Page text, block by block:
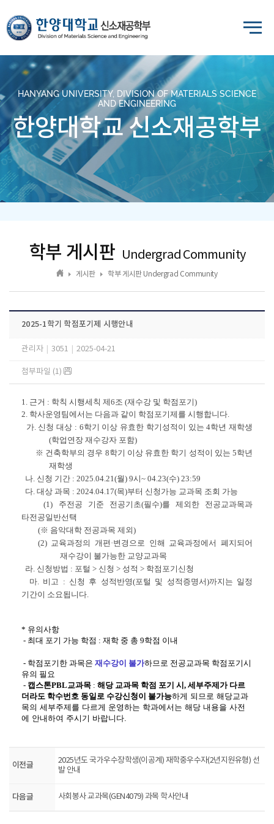
HANYANG UNIVERSITY, DIVISION OF MATERIALS SCIENCE
AND ENGINEERING
한양대학교 신소재공학부
학부 게시판 Undergrad Community
게시판 학부 게시판 Undergrad Community
2025-1학기 학점포기제 시행안내
관리자 3051 2025-04-21
첨부파일 (1)
1. 근거 : 학칙 시행세칙 제6조 (재수강 및 학점포기)
2. 학사운영팀에서는 다음과 같이 학점포기제를 시행합니다.
가. 신청 대상 : 6학기 이상 유효한 학기성적이 있는 4학년 재학생
(학업연장 재수강자 포함)
※ 건축학부의 경우 8학기 이상 유효한 학기 성적이 있는 5학년
재학생
나. 신청 기간 : 2025.04.21(월) 9시~ 04.23(수) 23:59
다. 대상 과목 : 2024.04.17(목)부터 신청가능 교과목 조회 가능
(1) 주전공 기준 전공기초(필수)를 제외한 전공교과목과
타전공일반선택
(※ 음악대학 전공과목 제외)
(2) 교육과정의 개편·변경으로 인해 교육과정에서 폐지되어
재수강이 불가능한 교양교과목
라. 신청방법 : 포털 > 신청 > 성적 > 학점포기신청
마. 비고 : 신청 후 성적반영(포털 및 성적증명서)까지는 일정
기간이 소요됩니다.
* 유의사항
- 최대 포기 가능 학점 : 재학 중 총 9학점 이내
- 학점포기한 과목은 재수강이 불가하므로 전공교과목 학점포기시
유의 필요
- 캡스톤PBL교과목 : 해당 교과목 학점 포기 시, 세부주제가 다르
더라도 학수번호 동일로 수강신청이 불가능하게 되므로 해당교과
목의 세부주제를 다르게 운영하는 학과에서는 해당 내용을 사전
에 안내하여 주시기 바랍니다.
이전글
2025년도 국가우수장학생(이공계) 재학중우수자(2년지원유형) 선
발 안내
다음글 사회봉사 교과목(GEN4079) 과목 학사안내